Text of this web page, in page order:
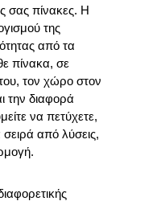
σας πίνακες. Η
της
από τα
πίνακα, σε
τον χώρο στον
την διαφορά
να πετύχετε,
σειρά από λύσεις,